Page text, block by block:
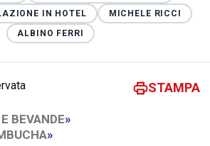
IN HOTEL
MICHELE RICCI
ALBINO FERRI
STAMPA
BEVANDE»
»